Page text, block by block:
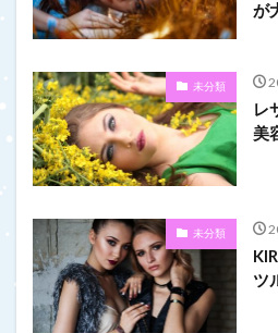
が
未分類
レ
美
未分類
ツ